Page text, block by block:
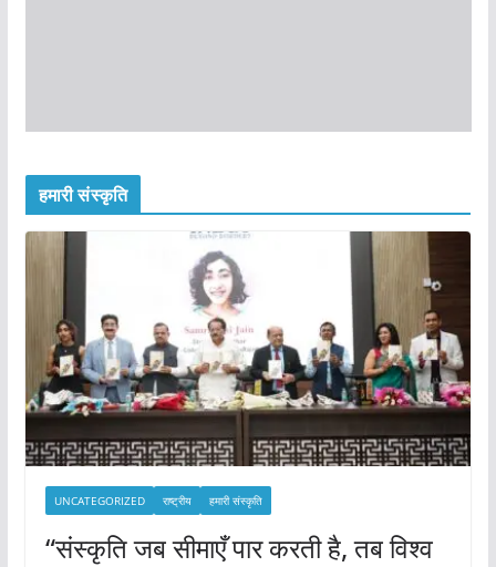
हमारी संस्कृति
UNCATEGORIZED राष्ट्रीय हमारी संस्कृति
“संस्कृति जब सीमाएँ पार करती है, तब विश्व